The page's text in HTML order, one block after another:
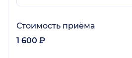
Стоимость приёма
1 600 ₽